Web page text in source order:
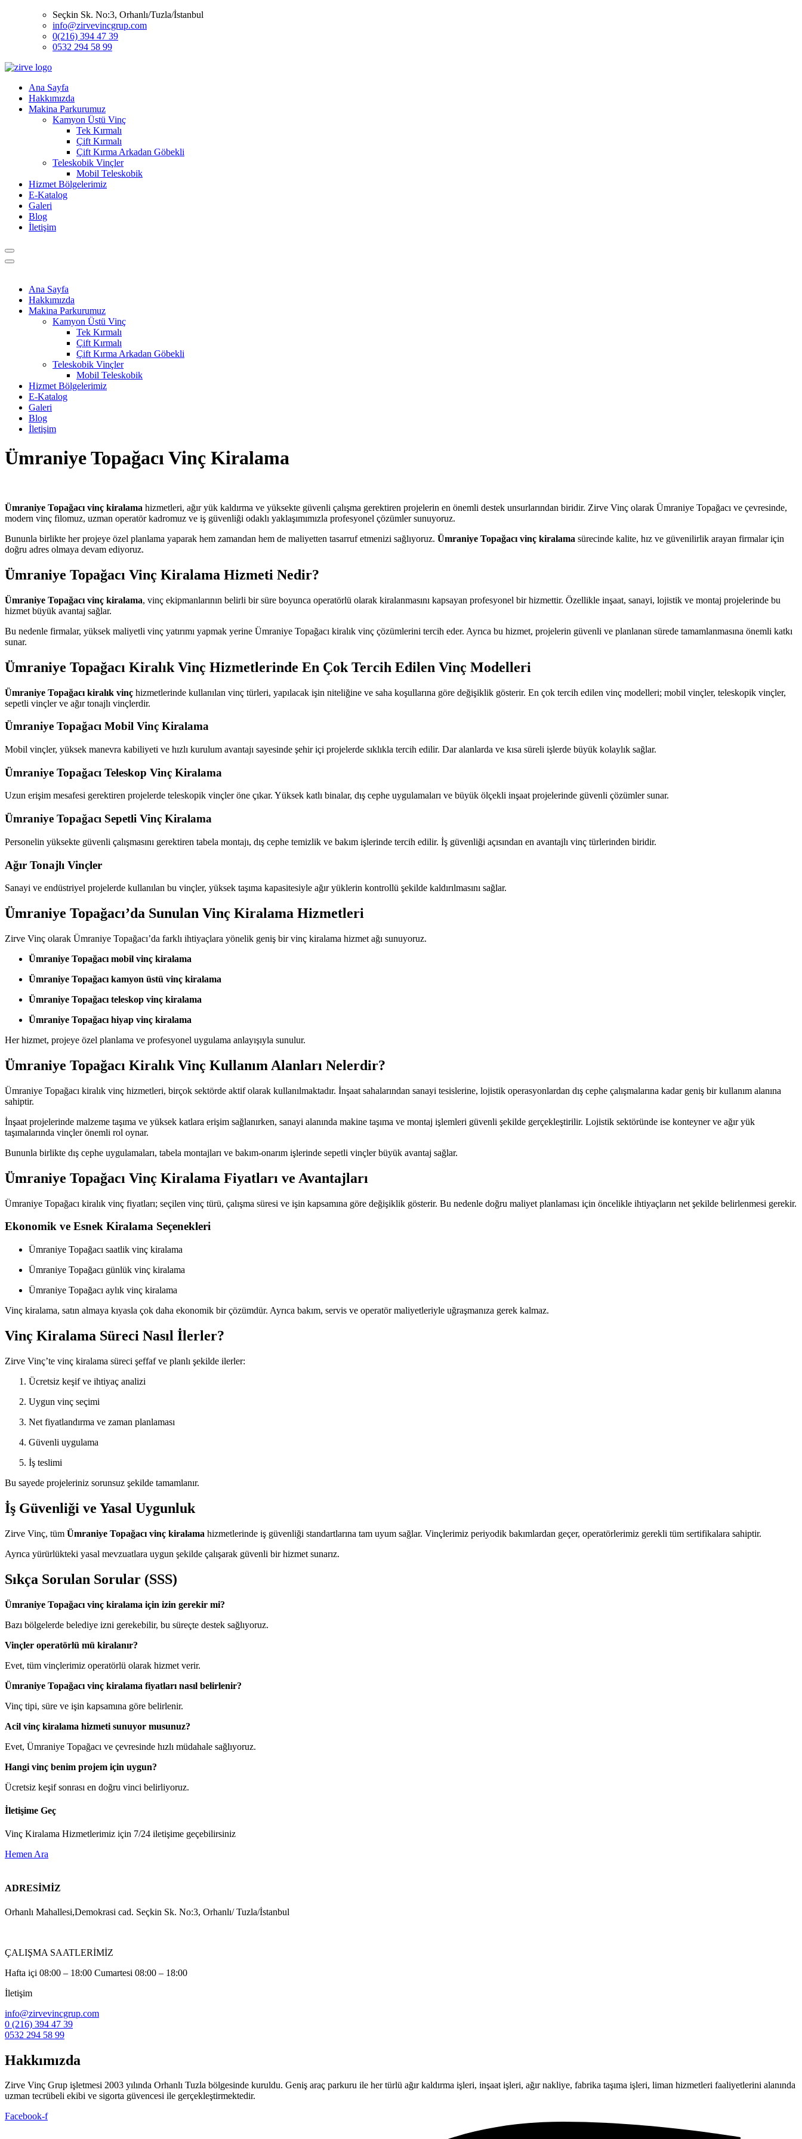
Seçkin Sk. No:3, Orhanlı/Tuzla/İstanbul
info@zirvevincgrup.com
0(216) 394 47 39
0532 294 58 99
Ana Sayfa
Hakkımızda
Makina Parkurumuz
Kamyon Üstü Vinç
Tek Kırmalı
Çift Kırmalı
Çift Kırma Arkadan Göbekli
Teleskobik Vinçler
Mobil Teleskobik
Hizmet Bölgelerimiz
E-Katalog
Galeri
Blog
İletişim
Ana Sayfa
Hakkımızda
Makina Parkurumuz
Kamyon Üstü Vinç
Tek Kırmalı
Çift Kırmalı
Çift Kırma Arkadan Göbekli
Teleskobik Vinçler
Mobil Teleskobik
Hizmet Bölgelerimiz
E-Katalog
Galeri
Blog
İletişim
Ümraniye Topağacı Vinç Kiralama
Ümraniye Topağacı vinç kiralama hizmetleri, ağır yük kaldırma ve yüksekte güvenli çalışma gerektiren projelerin en önemli destek unsurlarından biridir. Zirve Vinç olarak Ümraniye Topağacı ve çevresinde,
modern vinç filomuz, uzman operatör kadromuz ve iş güvenliği odaklı yaklaşımımızla profesyonel çözümler sunuyoruz.
Bununla birlikte her projeye özel planlama yaparak hem zamandan hem de maliyetten tasarruf etmenizi sağlıyoruz. Ümraniye Topağacı vinç kiralama sürecinde kalite, hız ve güvenilirlik arayan firmalar için
doğru adres olmaya devam ediyoruz.
Ümraniye Topağacı Vinç Kiralama Hizmeti Nedir?
Ümraniye Topağacı vinç kiralama, vinç ekipmanlarının belirli bir süre boyunca operatörlü olarak kiralanmasını kapsayan profesyonel bir hizmettir. Özellikle inşaat, sanayi, lojistik ve montaj projelerinde bu
hizmet büyük avantaj sağlar.
Bu nedenle firmalar, yüksek maliyetli vinç yatırımı yapmak yerine Ümraniye Topağacı kiralık vinç çözümlerini tercih eder. Ayrıca bu hizmet, projelerin güvenli ve planlanan sürede tamamlanmasına önemli katkı
sunar.
Ümraniye Topağacı Kiralık Vinç Hizmetlerinde En Çok Tercih Edilen Vinç Modelleri
Ümraniye Topağacı kiralık vinç hizmetlerinde kullanılan vinç türleri, yapılacak işin niteliğine ve saha koşullarına göre değişiklik gösterir. En çok tercih edilen vinç modelleri; mobil vinçler, teleskopik vinçler,
sepetli vinçler ve ağır tonajlı vinçlerdir.
Ümraniye Topağacı Mobil Vinç Kiralama
Mobil vinçler, yüksek manevra kabiliyeti ve hızlı kurulum avantajı sayesinde şehir içi projelerde sıklıkla tercih edilir. Dar alanlarda ve kısa süreli işlerde büyük kolaylık sağlar.
Ümraniye Topağacı Teleskop Vinç Kiralama
Uzun erişim mesafesi gerektiren projelerde teleskopik vinçler öne çıkar. Yüksek katlı binalar, dış cephe uygulamaları ve büyük ölçekli inşaat projelerinde güvenli çözümler sunar.
Ümraniye Topağacı Sepetli Vinç Kiralama
Personelin yüksekte güvenli çalışmasını gerektiren tabela montajı, dış cephe temizlik ve bakım işlerinde tercih edilir. İş güvenliği açısından en avantajlı vinç türlerinden biridir.
Ağır Tonajlı Vinçler
Sanayi ve endüstriyel projelerde kullanılan bu vinçler, yüksek taşıma kapasitesiyle ağır yüklerin kontrollü şekilde kaldırılmasını sağlar.
Ümraniye Topağacı’da Sunulan Vinç Kiralama Hizmetleri
Zirve Vinç olarak Ümraniye Topağacı’da farklı ihtiyaçlara yönelik geniş bir vinç kiralama hizmet ağı sunuyoruz.
Ümraniye Topağacı mobil vinç kiralama
Ümraniye Topağacı kamyon üstü vinç kiralama
Ümraniye Topağacı teleskop vinç kiralama
Ümraniye Topağacı hiyap vinç kiralama
Her hizmet, projeye özel planlama ve profesyonel uygulama anlayışıyla sunulur.
Ümraniye Topağacı Kiralık Vinç Kullanım Alanları Nelerdir?
Ümraniye Topağacı kiralık vinç hizmetleri, birçok sektörde aktif olarak kullanılmaktadır. İnşaat sahalarından sanayi tesislerine, lojistik operasyonlardan dış cephe çalışmalarına kadar geniş bir kullanım alanına
sahiptir.
İnşaat projelerinde malzeme taşıma ve yüksek katlara erişim sağlanırken, sanayi alanında makine taşıma ve montaj işlemleri güvenli şekilde gerçekleştirilir. Lojistik sektöründe ise konteyner ve ağır yük
taşımalarında vinçler önemli rol oynar.
Bununla birlikte dış cephe uygulamaları, tabela montajları ve bakım-onarım işlerinde sepetli vinçler büyük avantaj sağlar.
Ümraniye Topağacı Vinç Kiralama Fiyatları ve Avantajları
Ümraniye Topağacı kiralık vinç fiyatları; seçilen vinç türü, çalışma süresi ve işin kapsamına göre değişiklik gösterir. Bu nedenle doğru maliyet planlaması için öncelikle ihtiyaçların net şekilde belirlenmesi gerekir.
Ekonomik ve Esnek Kiralama Seçenekleri
Ümraniye Topağacı saatlik vinç kiralama
Ümraniye Topağacı günlük vinç kiralama
Ümraniye Topağacı aylık vinç kiralama
Vinç kiralama, satın almaya kıyasla çok daha ekonomik bir çözümdür. Ayrıca bakım, servis ve operatör maliyetleriyle uğraşmanıza gerek kalmaz.
Vinç Kiralama Süreci Nasıl İlerler?
Zirve Vinç’te vinç kiralama süreci şeffaf ve planlı şekilde ilerler:
Ücretsiz keşif ve ihtiyaç analizi
Uygun vinç seçimi
Net fiyatlandırma ve zaman planlaması
Güvenli uygulama
İş teslimi
Bu sayede projeleriniz sorunsuz şekilde tamamlanır.
İş Güvenliği ve Yasal Uygunluk
Zirve Vinç, tüm Ümraniye Topağacı vinç kiralama hizmetlerinde iş güvenliği standartlarına tam uyum sağlar. Vinçlerimiz periyodik bakımlardan geçer, operatörlerimiz gerekli tüm sertifikalara sahiptir.
Ayrıca yürürlükteki yasal mevzuatlara uygun şekilde çalışarak güvenli bir hizmet sunarız.
Sıkça Sorulan Sorular (SSS)
Ümraniye Topağacı vinç kiralama için izin gerekir mi?
Bazı bölgelerde belediye izni gerekebilir, bu süreçte destek sağlıyoruz.
Vinçler operatörlü mü kiralanır?
Evet, tüm vinçlerimiz operatörlü olarak hizmet verir.
Ümraniye Topağacı vinç kiralama fiyatları nasıl belirlenir?
Vinç tipi, süre ve işin kapsamına göre belirlenir.
Acil vinç kiralama hizmeti sunuyor musunuz?
Evet, Ümraniye Topağacı ve çevresinde hızlı müdahale sağlıyoruz.
Hangi vinç benim projem için uygun?
Ücretsiz keşif sonrası en doğru vinci belirliyoruz.
İletişime Geç
Vinç Kiralama Hizmetlerimiz için 7/24 iletişime geçebilirsiniz
Hemen Ara
ADRESİMİZ
Orhanlı Mahallesi,Demokrasi cad. Seçkin Sk. No:3, Orhanlı/ Tuzla/İstanbul
ÇALIŞMA SAATLERİMİZ
Hafta içi 08:00 – 18:00 Cumartesi 08:00 – 18:00
İletişim
info@zirvevincgrup.com
0 (216) 394 47 39
0532 294 58 99
Hakkımızda
Zirve Vinç Grup işletmesi 2003 yılında Orhanlı Tuzla bölgesinde kuruldu. Geniş araç parkuru ile her türlü ağır kaldırma işleri, inşaat işleri, ağır nakliye, fabrika taşıma işleri, liman hizmetleri faaliyetlerini alanında
uzman tecrübeli ekibi ve sigorta güvencesi ile gerçekleştirmektedir.
Facebook-f